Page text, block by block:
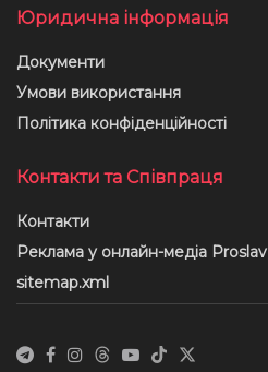
Юридична інформація
Документи
Умови використання
Політика конфіденційності
Контакти та Співпраця
Контакти
Реклама у онлайн-медіа Proslav
sitemap.xml